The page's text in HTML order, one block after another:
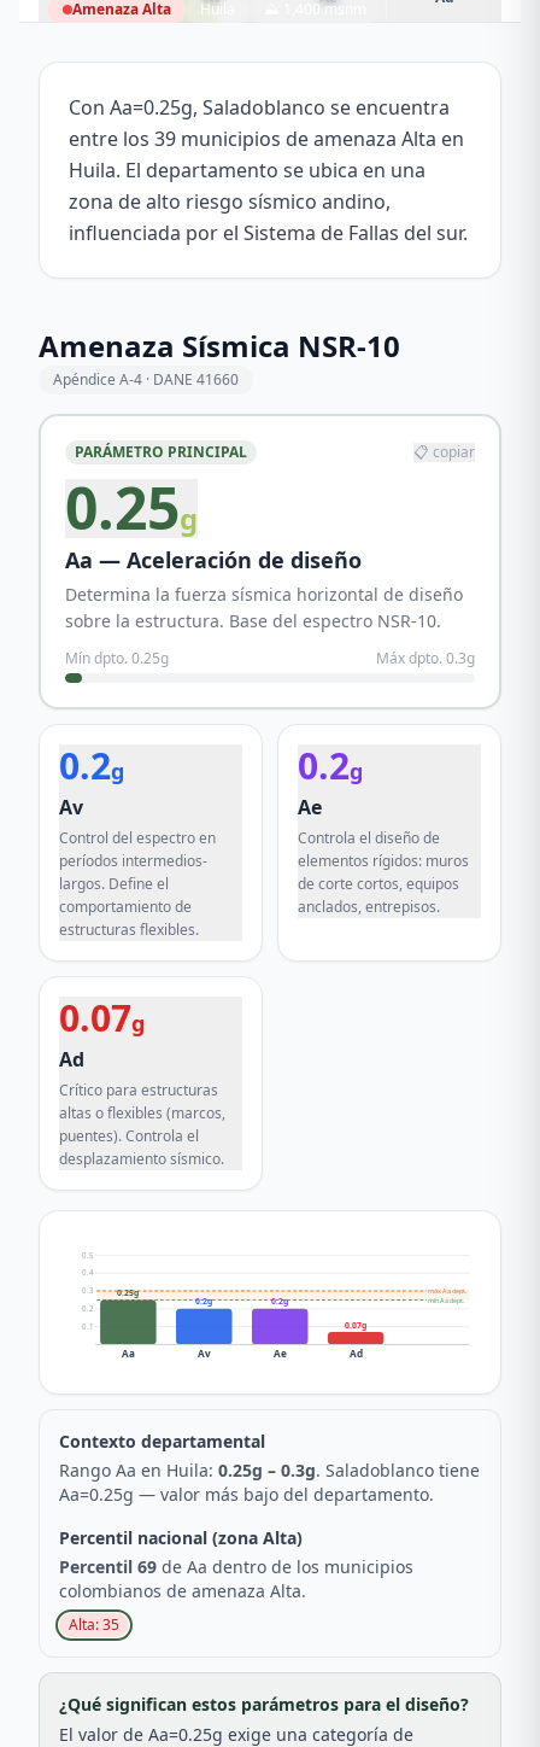
AmenazaAlta Huila 1,400msnm
Saladoblanco
1.9931°N,76.0450 °W
Con Aa=0.25g, Saladoblanco se encuentra
entre los 39 municipios de amenaza Alta en
Huila. El departamento se ubica en una
zona de alto riesgo sísmico andino,
influenciada por el Sistema de Fallas del sur.
Amenaza Sísmica NSR-10
Apéndice A-4 · DANE 41660
PARÁMETRO PRINCIPAL 📋 copiar
0.25g
Aa — Aceleración de diseño
Determina la fuerza sísmica horizontal de diseño
sobre la estructura. Base del espectro NSR-10.
Mín dpto. 0.25g Máx dpto. 0.3g
0.2g
Av
Control del espectro en
períodos intermedios-
largos. Define el
comportamiento de
estructuras flexibles.
0.2g
Ae
Controla el diseño de
elementos rígidos: muros
de corte cortos, equipos
anclados, entrepisos.
0.07g
Ad
Crítico para estructuras
altas o flexibles (marcos,
puentes). Controla el
desplazamiento sísmico.
0.1
0.2
0.3
0.4
0.5
máx Aa dept.
mín Aa dept.
0.25g
Aa
0.2g
Av
0.2g
Ae
0.07g
Ad
Contexto departamental
Rango Aa en Huila: 0.25g – 0.3g. Saladoblanco tiene
Aa=0.25g — valor más bajo del departamento.
Percentil nacional (zona Alta)
Percentil 69 de Aa dentro de los municipios
colombianos de amenaza Alta.
Alta:35
¿Qué significan estos parámetros para el diseño?
El valor de Aa=0.25g exige una categoría de